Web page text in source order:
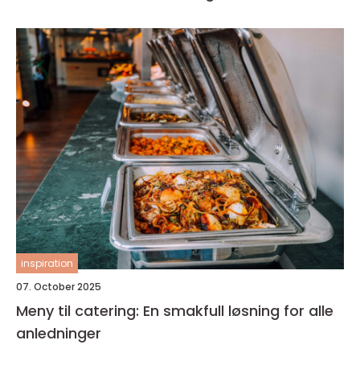
inspiration
07. October 2025
Meny til catering: En smakfull løsning for alle
anledninger